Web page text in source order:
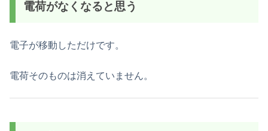
電荷がなくなると思う
電子が移動しただけです。
電荷そのものは消えていません。